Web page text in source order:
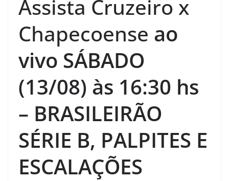
Assista Cruzeiro x
Chapecoense ao
vivo SÁBADO
(13/08) às 16:30 hs
– BRASILEIRÃO
SÉRIE B, PALPITES E
ESCALAÇÕES